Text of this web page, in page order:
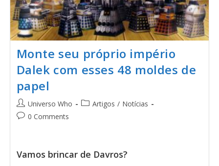
Monte seu próprio império
Dalek com esses 48 moldes de
papel
Universo Who Artigos / Notícias
0 Comments
Vamos brincar de Davros?